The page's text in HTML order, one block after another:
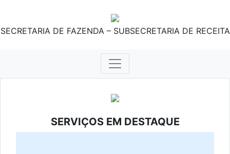
SECRETARIA DE FAZENDA – SUBSECRETARIA DE RECEITA
SERVIÇOS EM DESTAQUE